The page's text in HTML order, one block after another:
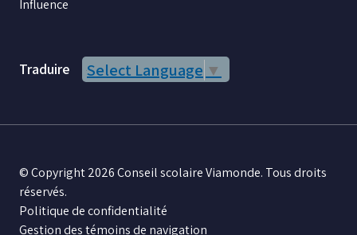
Influence
Traduire Select Language ▼
© Copyright 2026 Conseil scolaire Viamonde. Tous droits
réservés.
Politique de confidentialité
Gestion des témoins de navigation